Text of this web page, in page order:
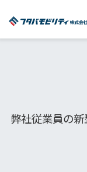
弊社従業員の